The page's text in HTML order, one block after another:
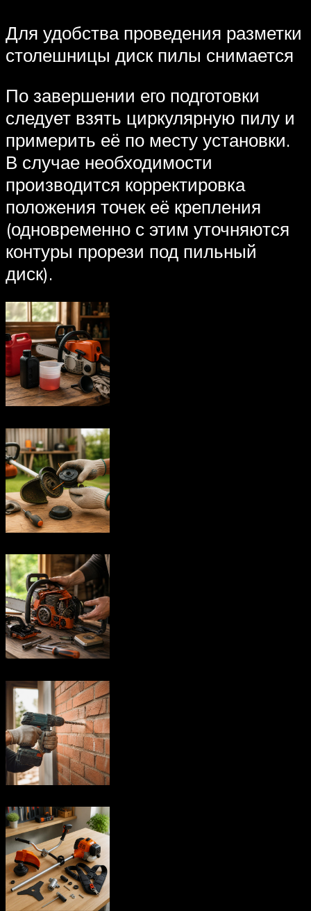
Для удобства проведения разметки
столешницы диск пилы снимается
По завершении его подготовки
следует взять циркулярную пилу и
примерить её по месту установки.
В случае необходимости
производится корректировка
положения точек её крепления
(одновременно с этим уточняются
контуры прорези под пильный
диск).